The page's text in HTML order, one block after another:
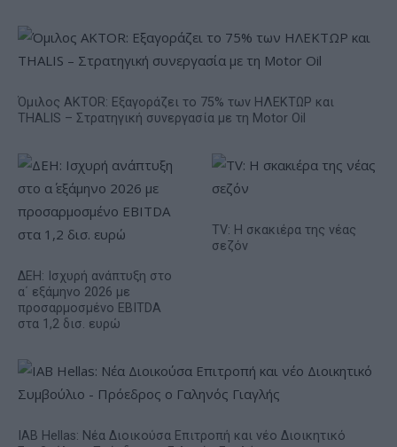
Όμιλος AKTOR: Εξαγοράζει το 75% των ΗΛΕΚΤΩΡ και
THALIS – Στρατηγική συνεργασία με τη Motor Oil
ΔΕΗ: Ισχυρή ανάπτυξη στο
α΄ εξάμηνο 2026 με
προσαρμοσμένο EBITDA
στα 1,2 δισ. ευρώ
TV: Η σκακιέρα της νέας
σεζόν
IAB Hellas: Νέα Διοικούσα Επιτροπή και νέο Διοικητικό